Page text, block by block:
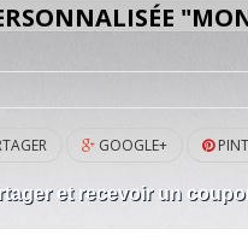
GOOGLE+
et recevoir un